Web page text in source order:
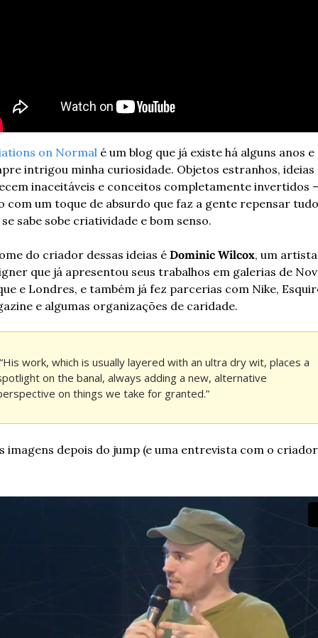
on Normal é um blog que já existe há alguns anos e
intrigou minha curiosidade. Objetos estranhos, ideias
inaceitáveis e conceitos completamente invertidos –
com um toque de absurdo que faz a gente repensar
sabe sobe criatividade e bom senso.
do criador dessas ideias é Dominic Wilcox, um
que já apresentou seus trabalhos em galerias de
e Londres, e também já fez parcerias com Nike,
e algumas organizações de caridade.
work, which is usually layered with an ultra dry wit, places a
on the banal, always adding a new, alternative
on things we take for granted.”
imagens depois do jump (e uma entrevista com o